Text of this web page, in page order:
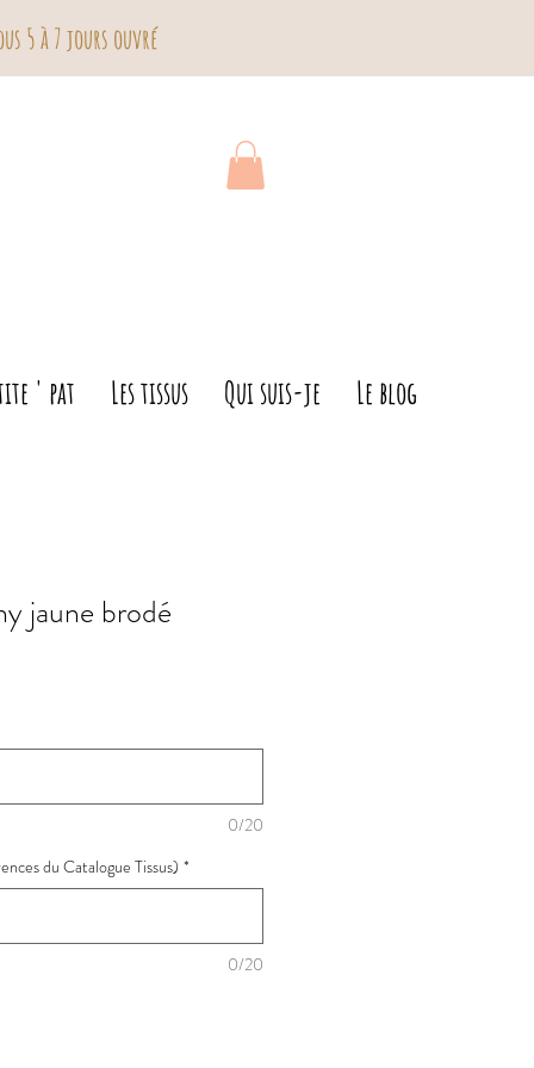
5 à 7 jours ouvré
' pat Les tissus Qui suis-je Le blog
jaune brodé
0/20
du Catalogue Tissus) *
0/20